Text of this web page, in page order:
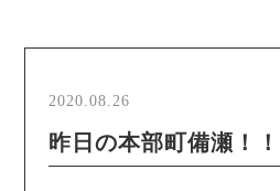
2020.08.26
昨日の本部町備瀬！！